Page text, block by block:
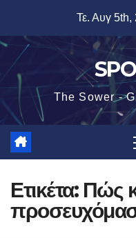
περιεχόμενο
Τε. Αυγ 5th,
The Sower -
Ετικέτα: Πώς